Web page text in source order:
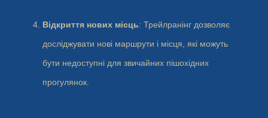
Відкриття нових місць: Трейлранінг дозволяє
досліджувати нові маршрути і місця, які можуть
бути недоступні для звичайних пішохідних
прогулянок.